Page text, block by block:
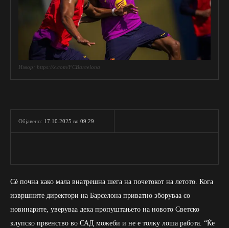
Извор: https://x.com/FCBarcelona
Објавено: 17.10.2025 во 09:29
Сè почна како мала внатрешна шега на почетокот на летото. Кога
извршните директори на Барселона приватно зборуваа со
новинарите, уверуваа дека пропуштањето на новото Светско
клупско првенство во САД можеби и не е толку лоша работа. “Ќе